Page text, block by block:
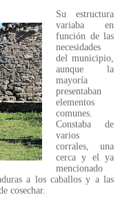
Su estructura
variaba en
función de las
necesidades
del municipio,
aunque la
mayoría
presentaban
elementos
comunes.
Constaba de
varios
corrales, una
cerca y el ya
mencionado
a los caballos y a las
cosechar.